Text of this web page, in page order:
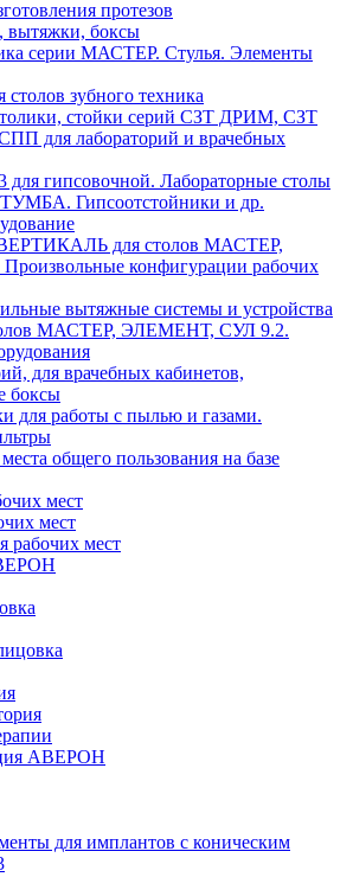
протезов
вытяжки, боксы
серии МАСТЕР. Стулья. Элементы
зубного техника
стойки серий СЗТ ДРИМ, СЗТ
для лабораторий и врачебных
гипсовочной. Лабораторные столы
Гипсоотстойники и др.
для столов МАСТЕР,
конфигурации рабочих
вытяжные системы и устройства
МАСТЕР, ЭЛЕМЕНТ, СУЛ 9.2.
для врачебных кабинетов,
боксы
для работы с пылью и газами.
общего пользования на базе
мест
мест
рабочих мест
АВЕРОН
для имплантов с коническим